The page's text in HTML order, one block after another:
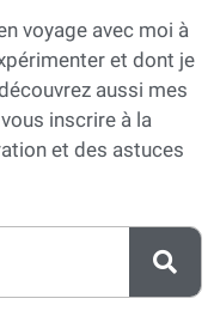
voyage avec moi à
et dont je
aussi mes
inscrire à la
et des astuces